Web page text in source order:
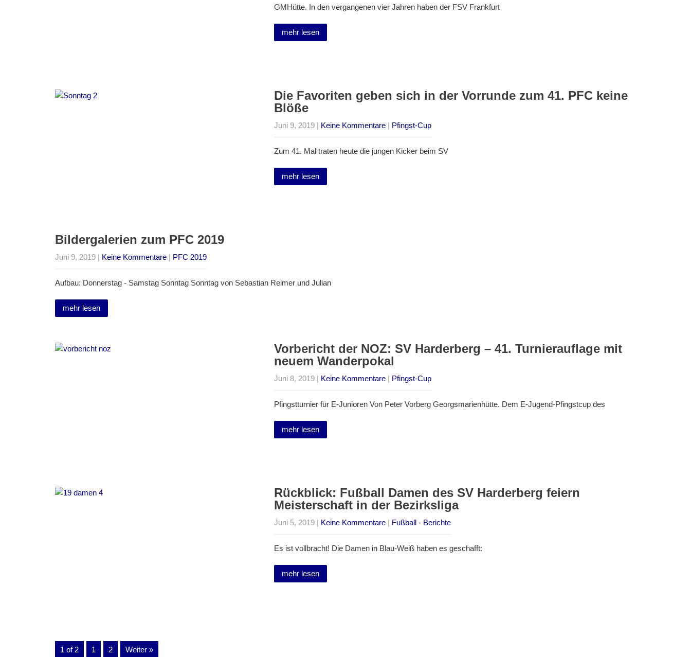
GMHütte. In den vergangenen vier Jahren haben der FSV Frankfurt
mehr lesen
Die Favoriten geben sich in der Vorrunde zum 41. PFC keine
Blöße
Juni 9, 2019| Keine Kommentare| Pfingst-Cup
Zum 41. Mal traten heute die jungen Kicker beim SV
mehr lesen
Bildergalerien zum PFC 2019
Juni 9, 2019 | Keine Kommentare | PFC 2019
Aufbau: Donnerstag - Samstag Sonntag Sonntag von Sebastian Reimer und Julian
mehr lesen
Vorbericht der NOZ: SV Harderberg – 41. Turnierauflage mit
neuem Wanderpokal
Juni 8, 2019| Keine Kommentare| Pfingst-Cup
Pfingstturnier für E-Junioren Von Peter Vorberg Georgsmarienhütte. Dem E-Jugend-Pfingstcup des
mehr lesen
Rückblick: Fußball Damen des SV Harderberg feiern
Meisterschaft in der Bezirksliga
Juni 5, 2019| Keine Kommentare| Fußball - Berichte
Es ist vollbracht! Die Damen in Blau-Weiß haben es geschafft:
mehr lesen
1 of 2 1 2 Weiter »